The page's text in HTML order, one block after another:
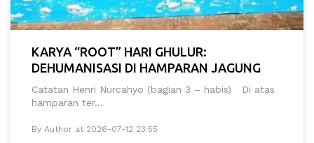
KARYA “ROOT” HARI GHULUR:
DEHUMANISASI DI HAMPARAN JAGUNG
Catatan Henri Nurcahyo (bagian 3 – habis) Di atas
hamparan ter...
By Author at 2026-07-12 23:55